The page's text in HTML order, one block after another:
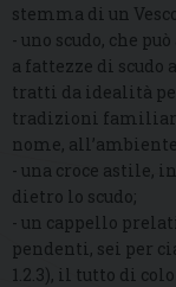
stemma di un
- uno scudo, che
a fattezze di
tratti da idealità
tradizioni
nome,
- una croce astile,
dietro lo scudo;
- un cappello
pendenti, sei per
1.2.3), il tutto di